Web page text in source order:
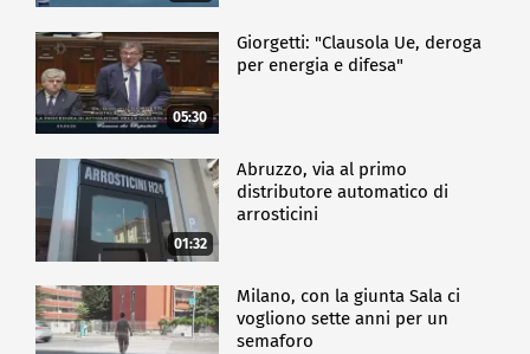
05:30
Giorgetti: "Clausola Ue, deroga
per energia e difesa"
01:32
Abruzzo, via al primo
distributore automatico di
arrosticini
Milano, con la giunta Sala ci
vogliono sette anni per un
semaforo